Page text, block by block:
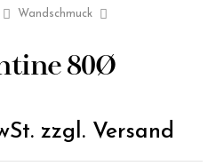
Wandschmuck
80Ø
zzgl. Versand